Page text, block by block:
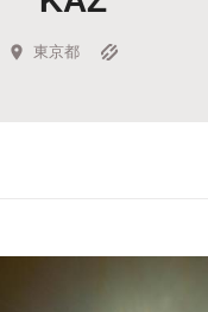
キュレーターから探す
東京都